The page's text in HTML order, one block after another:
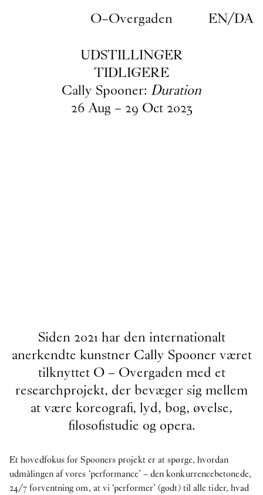
O–Overgaden EN/DA
UDSTILLINGER
TIDLIGERE
Cally Spooner: Duration
26 Aug – 29 Oct 2023
Siden 2021 har den internationalt
anerkendte kunstner Cally Spooner været
tilknyttet O – Overgaden med et
researchprojekt, der bevæger sig mellem
at være koreografi, lyd, bog, øvelse,
filosofistudie og opera.
Et hovedfokus for Spooners projekt er at spørge, hvordan
udmålingen af vores ‘performance’ – den konkurrencebetonede,
24/7 forventning om, at vi ‘performer’ (godt) til alle tider, hvad